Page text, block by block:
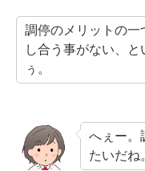
調停のメリットの一
し合う事がない、
ぅ。
へぇー。
たいだね